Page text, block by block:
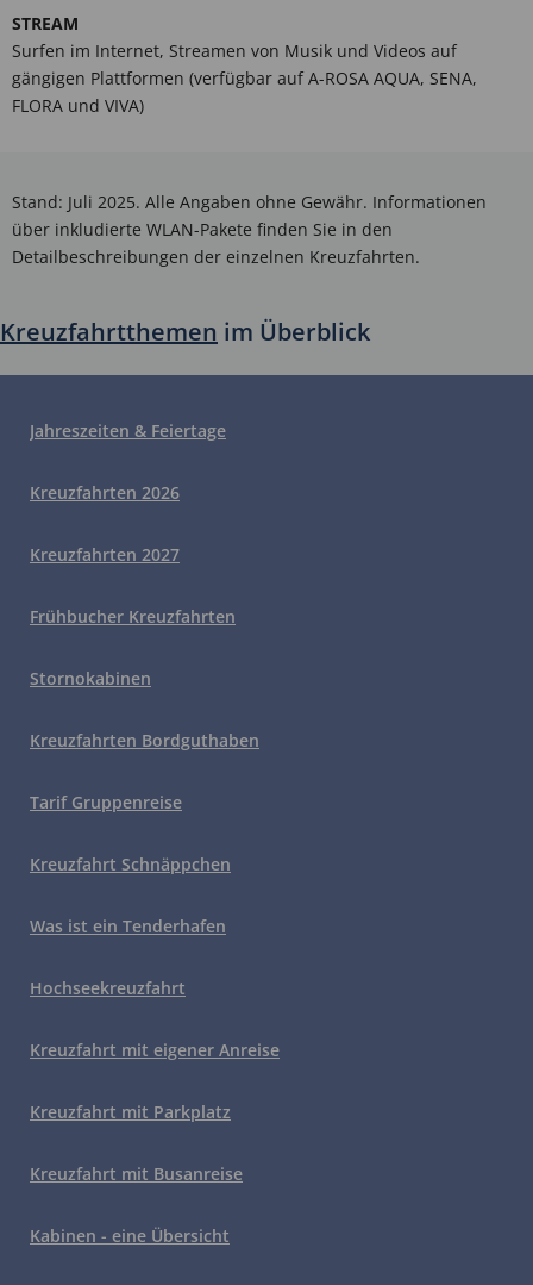
STREAM
Surfen im Internet, Streamen von Musik und Videos auf
gängigen Plattformen (verfügbar auf A-ROSA AQUA, SENA,
FLORA und VIVA)
Stand: Juli 2025. Alle Angaben ohne Gewähr. Informationen
über inkludierte WLAN-Pakete finden Sie in den
Detailbeschreibungen der einzelnen Kreuzfahrten.
Kreuzfahrtthemen im Überblick
Jahreszeiten & Feiertage
Kreuzfahrten 2026
Kreuzfahrten 2027
Frühbucher Kreuzfahrten
Stornokabinen
Kreuzfahrten Bordguthaben
Tarif Gruppenreise
Kreuzfahrt Schnäppchen
Was ist ein Tenderhafen
Hochseekreuzfahrt
Kreuzfahrt mit eigener Anreise
Kreuzfahrt mit Parkplatz
Kreuzfahrt mit Busanreise
Kabinen - eine Übersicht